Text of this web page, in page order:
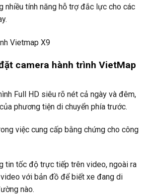
nhiều tính năng hỗ trợ đắc lực cho các
camera hành trình VietMap
Full HD siêu rõ nét cả ngày và đêm,
phương tiện di chuyển phía trước.
việc cung cấp bằng chứng cho công
tin tốc độ trực tiếp trên video, ngoài ra
với bản đồ để biết xe đang di
nào.